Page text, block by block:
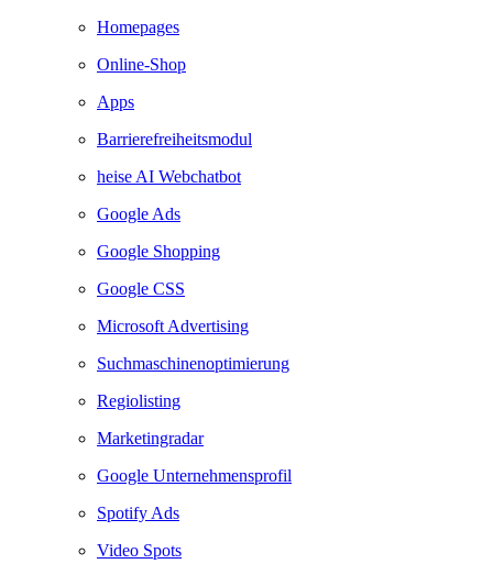
Homepages
Online-Shop
Apps
Barrierefreiheitsmodul
heise AI Webchatbot
Google Ads
Google Shopping
Google CSS
Microsoft Advertising
Suchmaschinenoptimierung
Regiolisting
Marketingradar
Google Unternehmensprofil
Spotify Ads
Video Spots